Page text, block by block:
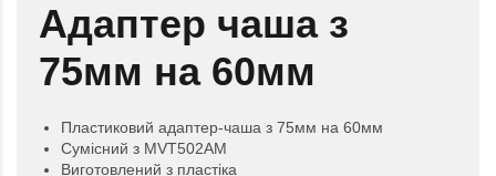
Адаптер чаша з
75мм на 60мм
Пластиковий адаптер-чаша з 75мм на 60мм
Сумісний з MVT502AM
Виготовлений з плаcтіка